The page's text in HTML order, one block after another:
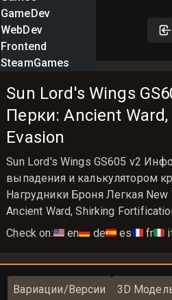
GameDev
WebDev
Frontend
SteamGames
Sun Lord's Wings
Перки: Ancient
Evasion
Sun Lord's Wings GS605 v2
выпадения и калькулятором
Нагрудники Броня Легкая
Ancient Ward, Shirking
Check on:🇺🇸 en🇩🇪 de🇪🇸 es🇫🇷 fr🇮🇹
Вариации/Версии 3D